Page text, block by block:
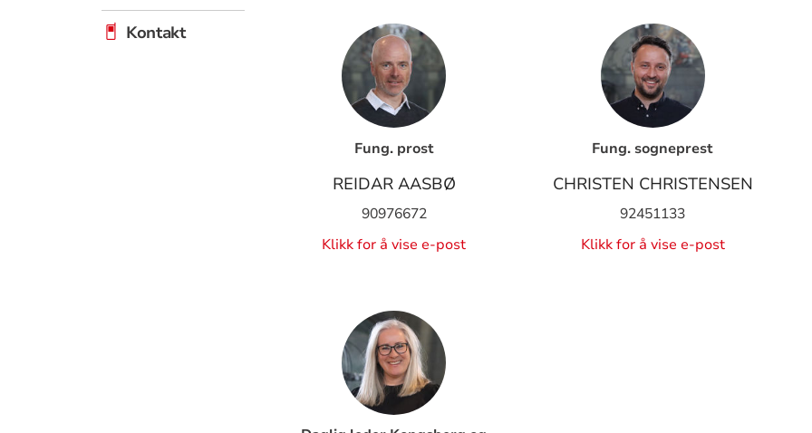
Kontakt
Fung. prost
REIDAR AASBØ
90976672
Klikk for å vise e-post
Fung. sogneprest
CHRISTEN CHRISTENSEN
92451133
Klikk for å vise e-post